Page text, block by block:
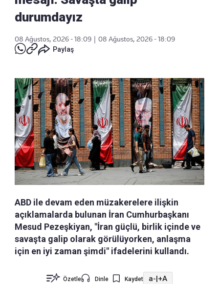
durumdayız
08 Ağustos, 2026 - 18:09
08 Ağustos, 2026 - 18:09
Paylaş
ABD ile devam eden müzakerelere ilişkin
açıklamalarda bulunan İran Cumhurbaşkanı
Mesud Pezeşkiyan, "İran güçlü, birlik içinde ve
savaşta galip olarak görülüyorken, anlaşma
için en iyi zaman şimdi" ifadelerini kullandı.
Özetle Dinle Kaydet a-|+A